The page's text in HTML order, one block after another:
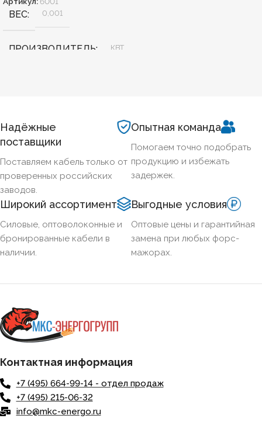
ВЕС 0,001
ПРОИЗВОДИТЕЛЬ КВТ
Надёжные
поставщики
Поставляем кабель только от
проверенных российских
заводов.
Опытная команда
Помогаем точно подобрать
продукцию и избежать
задержек.
Широкий ассортимент
Силовые, оптоволоконные и
бронированные кабели в
наличии.
Выгодные условия
Оптовые цены и гарантийная
замена при любых форс-
мажорах.
Контактная информация
+7 (495) 664-99-14 - отдел продаж
+7 (495) 215-06-32
info@mkc-energo.ru